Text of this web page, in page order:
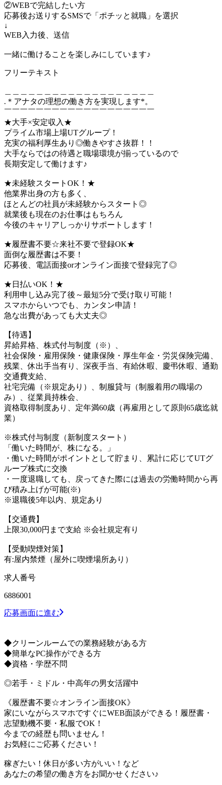
②WEBで完結したい方
応募後お送りするSMSで「ポチッと就職」を選択
↓
WEB入力後、送信
一緒に働けることを楽しみにしています♪
フリーテキスト
.＊アナタの理想の働き方を実現します*。
￣￣￣￣￣￣￣￣￣￣￣￣￣￣￣￣￣￣￣
★大手×安定収入★
プライム市場上場UTグループ！
充実の福利厚生あり◎働きやすさ抜群！！
大手ならではの待遇と職場環境が揃っているので
長期安定して働けます♪
★未経験スタートOK！★
他業界出身の方も多く、
ほとんどの社員が未経験からスタート◎
就業後も現在のお仕事はもちろん
今後のキャリアしっかりサポートします！
★履歴書不要☆来社不要で登録OK★
面倒な履歴書は不要！
応募後、電話面接orオンライン面接で登録完了◎
★日払いOK！★
利用申し込み完了後～最短5分で受け取り可能！
スマホからいつでも、カンタン申請！
急な出費があっても大丈夫◎
【待遇】
昇給昇格、株式付与制度（※）、
社会保険・雇用保険・健康保険・厚生年金・労災保険完備、
残業、休出手当有り、深夜手当、有給休暇、慶弔休暇、通勤
交通費支給、
社宅完備（※規定あり）、制服貸与（制服着用の職場の
み）、従業員持株会、
資格取得制度あり、定年満60歳（再雇用として原則65歳迄就
業）
※株式付与制度（新制度スタート）
「働いた時間が、株になる。」
・働いた時間がポイントとして貯まり、累計に応じてUTグ
ループ株式に交換
・一度退職しても、戻ってきた際には過去の労働時間から再
び積み上げが可能(※)
※退職後5年以内、規定あり
【交通費】
上限30,000円まで支給 ※会社規定有り
【受動喫煙対策】
有:屋内禁煙（屋外に喫煙場所あり）
求人番号
6886001
応募画面に進む
◆クリーンルームでの業務経験がある方
◆簡単なPC操作ができる方
◆資格・学歴不問
◎若手・ミドル・中高年の男女活躍中
《履歴書不要☆オンライン面接OK》
家にいながらスマホですぐにWEB面談ができる！履歴書・
志望動機不要・私服でOK！
今までの経歴も問いません！
お気軽にご応募ください！
稼ぎたい！休日が多い方がいい！など
あなたの希望の働き方をお聞かせください♪